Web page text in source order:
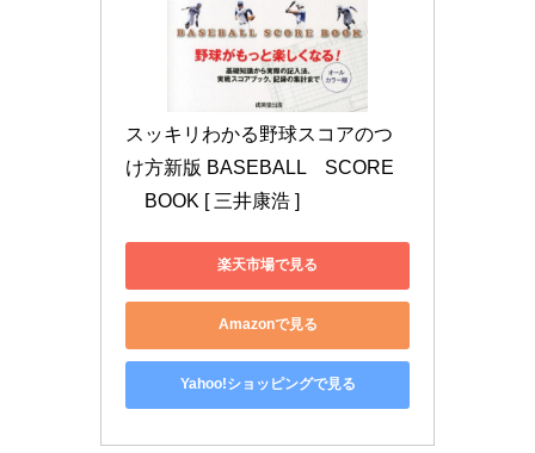
スッキリわかる野球スコアのつ
け方新版 BASEBALL　SCORE
BOOK [ 三井康浩 ]
楽天市場で見る
Amazonで見る
Yahoo!ショッピングで見る